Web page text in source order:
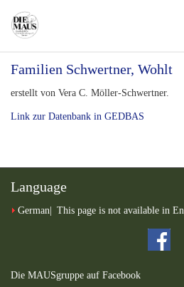
main
Familien Schwertner, Wohlt
erstellt von Vera C. Möller-Schwertner.
Link zur Datenbank in GEDBAS
Language
German This page is not available in
Die MAUSgruppe auf Facebook